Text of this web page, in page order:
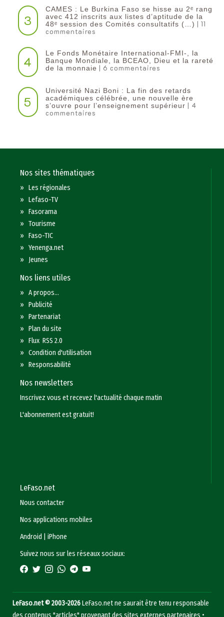
3
CAMES : Le Burkina Faso se hisse au 2ᵉ rang
avec 412 inscrits aux listes d’aptitude de la
48ᵉ session des Comités consultatifs (…) | 11
commentaires
4
Le Fonds Monétaire International-FMI-, la
Banque Mondiale, la BCEAO, Dieu et la rareté
de la monnaie | 6 commentaires
5
Université Nazi Boni : La fin des retards
académiques célébrée, une nouvelle ère
s’ouvre pour l’enseignement supérieur | 4
commentaires
Nos sites thématiques
»Les régionales
»Lefaso-TV
»Fasorama
»Tourisme
»Faso-TIC
»Yenenga.net
» Jeunes
Nos liens utiles
»A propos...
»Publicité
»Partenariat
»Plan du site
»Flux RSS 2.0
»Condition d'utilisation
»Responsabilité
Nos newsletters
Inscrivez vous et recevez l'actualité chaque matin
L'abonnement est gratuit!
LeFaso.net
Nous contacter
Nos applications mobiles
Android
|iPhone
Suivez nous sur les réseaux sociaux:
LeFaso.net © 2003-2026LeFaso.net ne saurait être tenu responsable
des contenus "articles" provenant des sites externes partenaires •